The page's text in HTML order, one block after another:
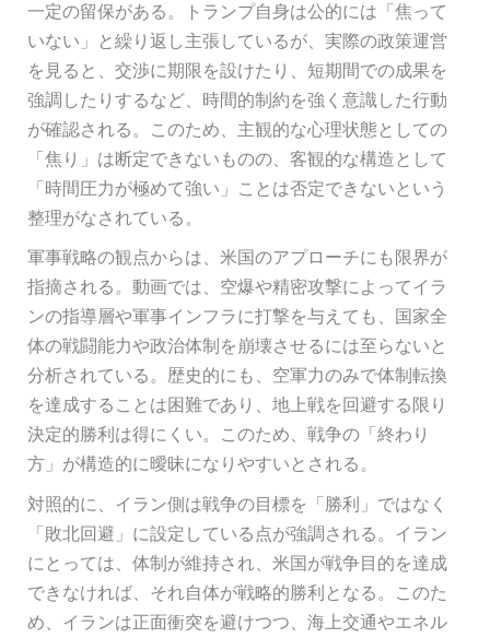
一定の留保がある。トランプ自身は公的には「焦って
いない」と繰り返し主張しているが、実際の政策運営
を見ると、交渉に期限を設けたり、短期間での成果を
強調したりするなど、時間的制約を強く意識した行動
が確認される。このため、主観的な心理状態としての
「焦り」は断定できないものの、客観的な構造として
「時間圧力が極めて強い」ことは否定できないという
整理がなされている。
軍事戦略の観点からは、米国のアプローチにも限界が
指摘される。動画では、空爆や精密攻撃によってイラ
ンの指導層や軍事インフラに打撃を与えても、国家全
体の戦闘能力や政治体制を崩壊させるには至らないと
分析されている。歴史的にも、空軍力のみで体制転換
を達成することは困難であり、地上戦を回避する限り
決定的勝利は得にくい。このため、戦争の「終わり
方」が構造的に曖昧になりやすいとされる。
対照的に、イラン側は戦争の目標を「勝利」ではなく
「敗北回避」に設定している点が強調される。イラン
にとっては、体制が維持され、米国が戦争目的を達成
できなければ、それ自体が戦略的勝利となる。このた
め、イランは正面衝突を避けつつ、海上交通やエネル